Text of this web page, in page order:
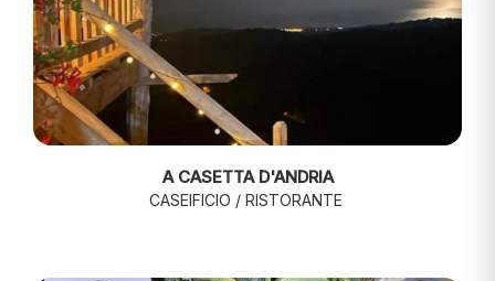
A CASETTA D'ANDRIA
CASEIFICIO / RISTORANTE